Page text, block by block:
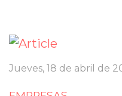
Jueves, 18 de abril de